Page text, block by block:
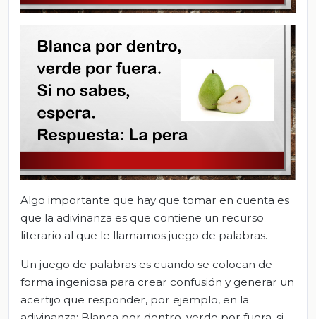
Algo importante que hay que tomar en cuenta es
que la adivinanza es que contiene un recurso
literario al que le llamamos juego de palabras.
Un juego de palabras es cuando se colocan de
forma ingeniosa para crear confusión y generar un
acertijo que responder, por ejemplo, en la